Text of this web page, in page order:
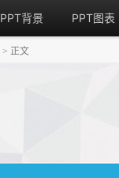
PPT背景 PPT图表
> 正文